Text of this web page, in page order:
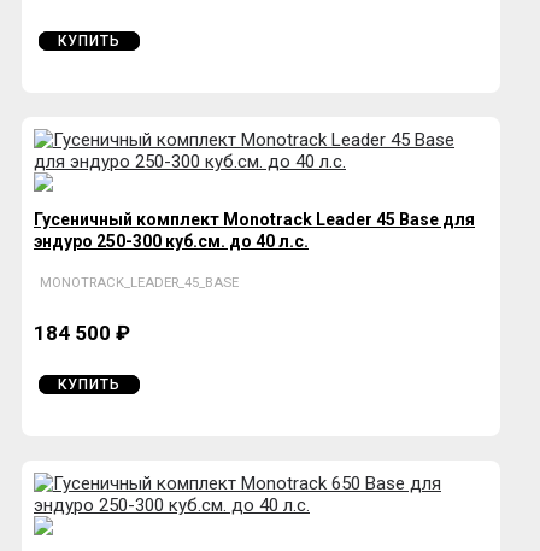
КУПИТЬ
Гусеничный комплект Monotrack Leader 45 Base для
эндуро 250-300 куб.см. до 40 л.с.
MONOTRACK_LEADER_45_BASE
184 500 ₽
КУПИТЬ